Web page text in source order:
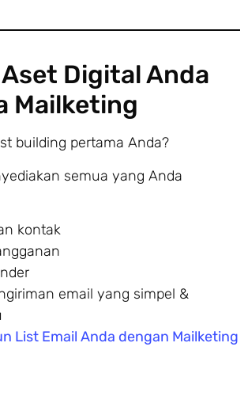
Digital Anda
Mailketing
building pertama Anda?
semua yang Anda
kontak
email yang simpel &
List Email Anda dengan Mailketing